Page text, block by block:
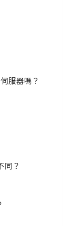
服器嗎？
同？